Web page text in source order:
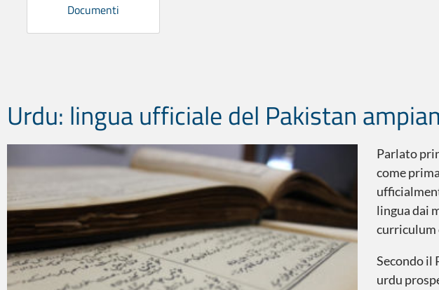
Documenti
Urdu: lingua ufficiale del Pakistan
Parlato
come
lingua dai
curriculum
Secondo il
urdu